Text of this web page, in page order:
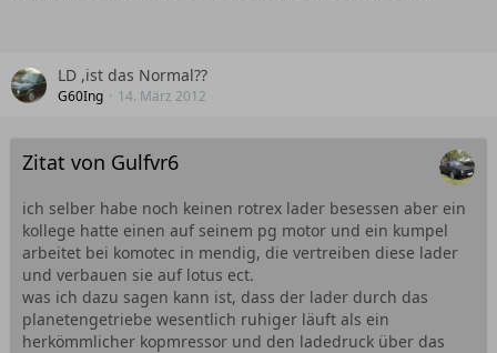
LD ,ist das Normal??
G60Ing 14. März 2012
Zitat von Gulfvr6
ich selber habe noch keinen rotrex lader besessen aber ein
kollege hatte einen auf seinem pg motor und ein kumpel
arbeitet bei komotec in mendig, die vertreiben diese lader
und verbauen sie auf lotus ect.
was ich dazu sagen kann ist, dass der lader durch das
planetengetriebe wesentlich ruhiger läuft als ein
herkömmlicher kopmressor und den ladedruck über das